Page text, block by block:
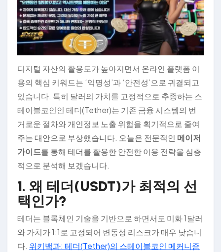
디지털 자산의 활용도가 높아지면서 온라인 플랫폼 이
용의 핵심 키워드는 ‘익명성’과 ‘안전성’으로 귀결되고
있습니다. 특히 달러의 가치를 고정적으로 추종하는 스
테이블코인인 테더(Tether)는 기존 금융 시스템의 번
거로운 절차와 개인정보 노출 위험을 획기적으로 줄여
주는 대안으로 부상했습니다. 오늘은 전문적인 메이저
가이드를 통해 테더를 활용한 안전한 이용 전략을 심층
적으로 분석해 보겠습니다.
1. 왜 테더(USDT)가 최적의 선
택인가?
테더는 블록체인 기술을 기반으로 하면서도 미화 1달러
와 가치가 1:1로 고정되어 변동성 리스크가 매우 낮습니
다. 위키백과: 테더(Tether)의 스테이블코인 메커니즘